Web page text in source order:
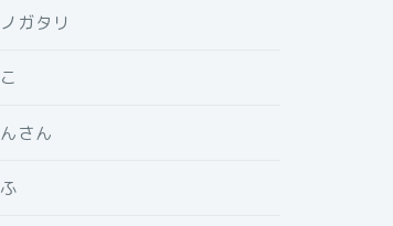
ガタリ
さん